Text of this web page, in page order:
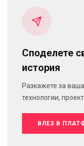
Споделете
история
Разкажете за
технологии,
ВЛЕЗ В